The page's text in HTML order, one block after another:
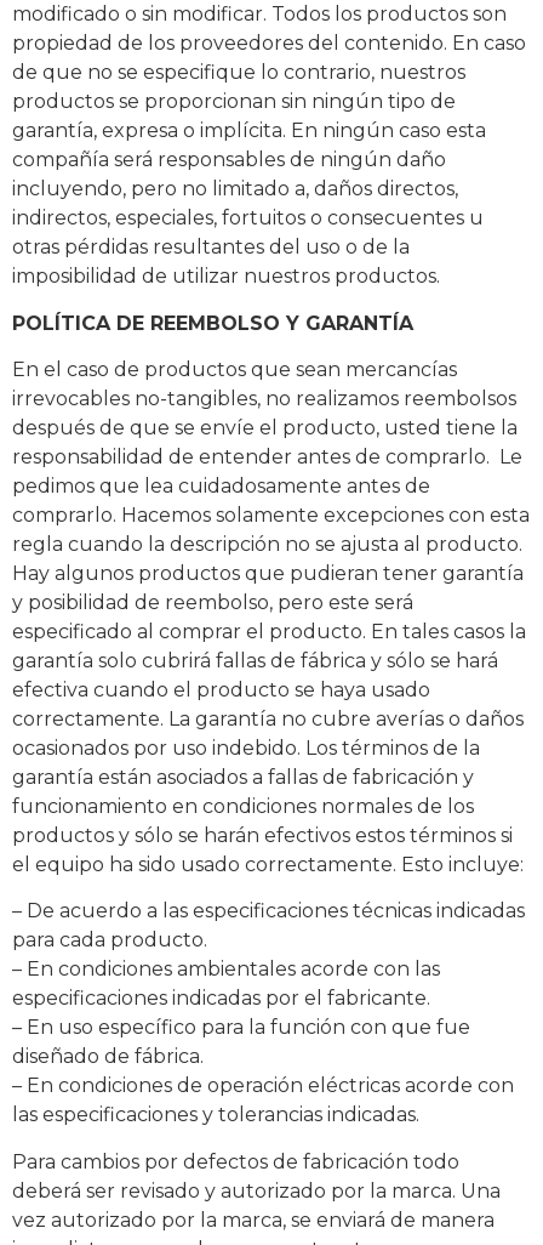
modificado o sin modificar. Todos los productos son
propiedad de los proveedores del contenido. En caso
de que no se especifique lo contrario, nuestros
productos se proporcionan sin ningún tipo de
garantía, expresa o implícita. En ningún caso esta
compañía será responsables de ningún daño
incluyendo, pero no limitado a, daños directos,
indirectos, especiales, fortuitos o consecuentes u
otras pérdidas resultantes del uso o de la
imposibilidad de utilizar nuestros productos.
POLÍTICA DE REEMBOLSO Y GARANTÍA
En el caso de productos que sean mercancías
irrevocables no-tangibles, no realizamos reembolsos
después de que se envíe el producto, usted tiene la
responsabilidad de entender antes de comprarlo. Le
pedimos que lea cuidadosamente antes de
comprarlo. Hacemos solamente excepciones con esta
regla cuando la descripción no se ajusta al producto.
Hay algunos productos que pudieran tener garantía
y posibilidad de reembolso, pero este será
especificado al comprar el producto. En tales casos la
garantía solo cubrirá fallas de fábrica y sólo se hará
efectiva cuando el producto se haya usado
correctamente. La garantía no cubre averías o daños
ocasionados por uso indebido. Los términos de la
garantía están asociados a fallas de fabricación y
funcionamiento en condiciones normales de los
productos y sólo se harán efectivos estos términos si
el equipo ha sido usado correctamente. Esto incluye:
– De acuerdo a las especificaciones técnicas indicadas
para cada producto.
– En condiciones ambientales acorde con las
especificaciones indicadas por el fabricante.
– En uso específico para la función con que fue
diseñado de fábrica.
– En condiciones de operación eléctricas acorde con
las especificaciones y tolerancias indicadas.
Para cambios por defectos de fabricación todo
deberá ser revisado y autorizado por la marca. Una
vez autorizado por la marca, se enviará de manera